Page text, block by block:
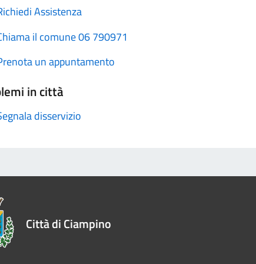
Assistenza
il comune 06 790971
un appuntamento
in città
disservizio
Città di Ciampino